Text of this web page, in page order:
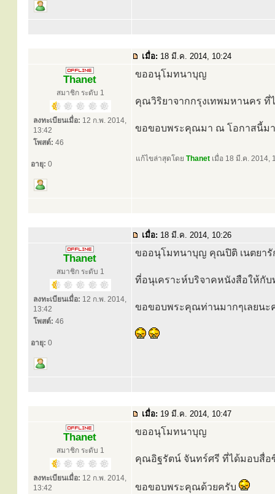
เมื่อ: 18 มี.ค. 2014, 10:24
Thanet
สมาชิก ระดับ 1
ลงทะเบียนเมื่อ: 12 ก.พ. 2014,
13:42
โพสต์: 46
อายุ: 0
ขออนุโมทนาบุญ
คุณวิริยาจากกรุงเทพมหานคร ที่
ขอขอบพระคุณมา ณ โอกาสนี้ม
แก้ไขล่าสุดโดย Thanet เมื่อ 18 มี.ค. 2014,
เมื่อ: 18 มี.ค. 2014, 10:26
Thanet
สมาชิก ระดับ 1
ลงทะเบียนเมื่อ: 12 ก.พ. 2014,
13:42
โพสต์: 46
อายุ: 0
ขออนุโมทนาบุญ คุณปิติ เนตยารั
ที่อนุเคราะห์บริจาคหนังสือให้กับ
ขอขอบพระคุณท่านมากๆเลยนะ
เมื่อ: 19 มี.ค. 2014, 10:47
Thanet
สมาชิก ระดับ 1
ลงทะเบียนเมื่อ: 12 ก.พ. 2014,
13:42
ขออนุโมทนาบุญ
คุณอิฐรัตน์ จันทร์ศรี ที่ได้มอบสื่อ
ขอขอบพระคุณด้วยครับ